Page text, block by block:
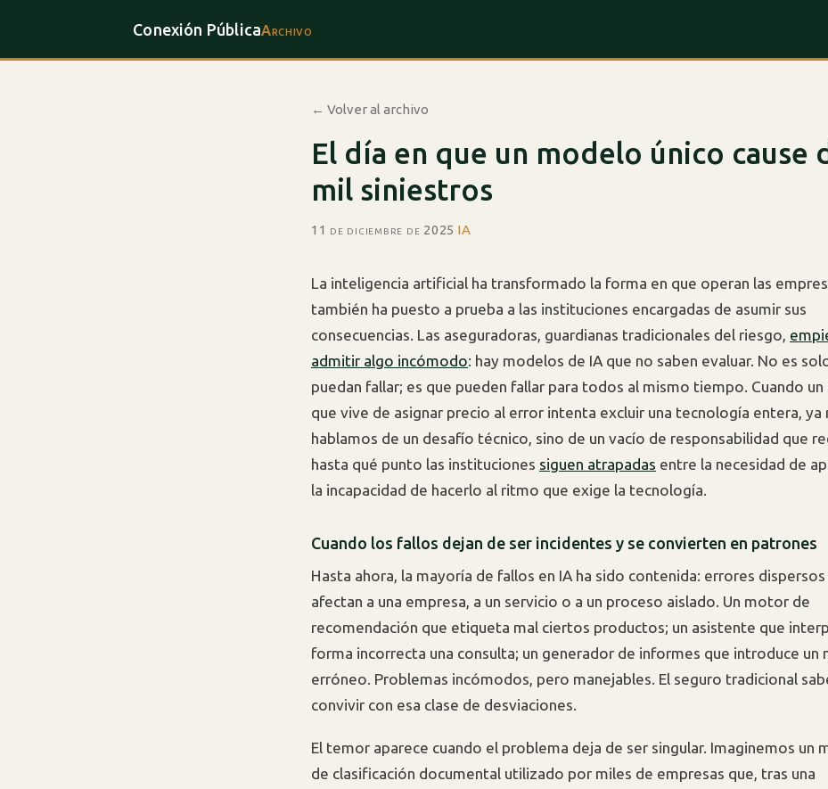
Conexión PúblicaArchivo
← Volver al archivo
El día en que un modelo único cause
mil siniestros
11 de diciembre de 2025·IA
La inteligencia artificial ha transformado la forma en que operan las
también ha puesto a prueba a las instituciones encargadas de asumir sus
consecuencias. Las aseguradoras, guardianas tradicionales del riesgo,
admitir algo incómodo: hay modelos de IA que no saben evaluar. No es
puedan fallar; es que pueden fallar para todos al mismo tiempo. Cuando
que vive de asignar precio al error intenta excluir una tecnología entera, ya
hablamos de un desafío técnico, sino de un vacío de responsabilidad que
hasta qué punto las instituciones siguen atrapadas entre la necesidad de
la incapacidad de hacerlo al ritmo que exige la tecnología.
Cuando los fallos dejan de ser incidentes y se convierten en patrones
Hasta ahora, la mayoría de fallos en IA ha sido contenida: errores dispersos
afectan a una empresa, a un servicio o a un proceso aislado. Un motor de
recomendación que etiqueta mal ciertos productos; un asistente que
forma incorrecta una consulta; un generador de informes que introduce un
erróneo. Problemas incómodos, pero manejables. El seguro tradicional
convivir con esa clase de desviaciones.
El temor aparece cuando el problema deja de ser singular. Imaginemos un
de clasificación documental utilizado por miles de empresas que, tras una